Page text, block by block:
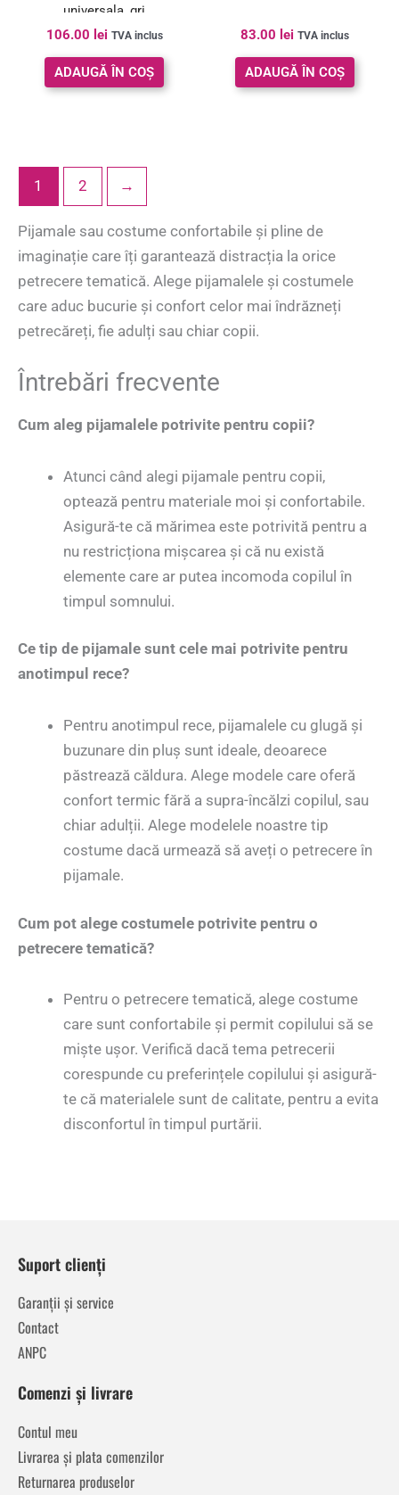
universala, gri
106.00 lei TVA inclus
ADAUGĂ ÎN COȘ
83.00 lei TVA inclus
ADAUGĂ ÎN COȘ
1 2 →
Pijamale sau costume confortabile și pline de
imaginație care îți garantează distracția la orice
petrecere tematică. Alege pijamalele și costumele
care aduc bucurie și confort celor mai îndrăzneți
petrecăreți, fie adulți sau chiar copii.
Întrebări frecvente
Cum aleg pijamalele potrivite pentru copii?
Atunci când alegi pijamale pentru copii,
optează pentru materiale moi și confortabile.
Asigură-te că mărimea este potrivită pentru a
nu restricționa mișcarea și că nu există
elemente care ar putea incomoda copilul în
timpul somnului.
Ce tip de pijamale sunt cele mai potrivite pentru
anotimpul rece?
Pentru anotimpul rece, pijamalele cu glugă și
buzunare din pluș sunt ideale, deoarece
păstrează căldura. Alege modele care oferă
confort termic fără a supra-încălzi copilul, sau
chiar adulții. Alege modelele noastre tip
costume dacă urmează să aveți o petrecere în
pijamale.
Cum pot alege costumele potrivite pentru o
petrecere tematică?
Pentru o petrecere tematică, alege costume
care sunt confortabile și permit copilului să se
miște ușor. Verifică dacă tema petrecerii
corespunde cu preferințele copilului și asigură-
te că materialele sunt de calitate, pentru a evita
disconfortul în timpul purtării.
Suport clienți
Garanții și service
Contact
ANPC
Comenzi și livrare
Contul meu
Livrarea și plata comenzilor
Returnarea produselor